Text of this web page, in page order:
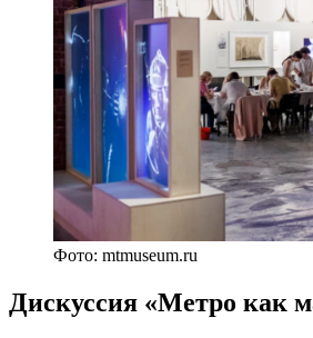
Фото: mtmuseum.ru
Дискуссия «Метро как